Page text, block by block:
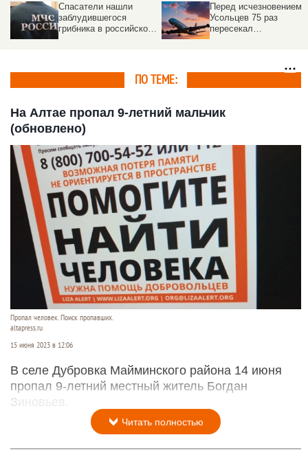
Спасатели нашли
заблудившегося
грибника в российском
Перед исчезновением
Усольцев 75 раз
пересекал
ПО ТЕМЕ:
На Алтае пропал 9-летний мальчик
(обновлено)
Пропал человек. Поиск пропавших.
altapress.ru
15 июня 2023 в 12:06
В селе Дубровка Майминского района 14 июня
пропал 9-летний местный житель Богдан
Зиновьев.
Читать полностью